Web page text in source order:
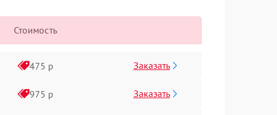
Стоимость
475 р Заказать
975 р Заказать